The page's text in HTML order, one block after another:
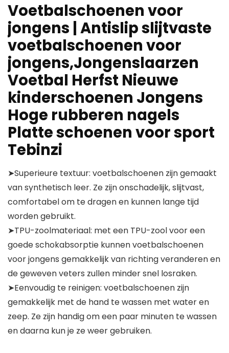
Voetbalschoenen voor
jongens | Antislip slijtvaste
voetbalschoenen voor
jongens,Jongenslaarzen
Voetbal Herfst Nieuwe
kinderschoenen Jongens
Hoge rubberen nagels
Platte schoenen voor sport
Tebinzi
➤Superieure textuur: voetbalschoenen zijn gemaakt
van synthetisch leer. Ze zijn onschadelijk, slijtvast,
comfortabel om te dragen en kunnen lange tijd
worden gebruikt.
➤TPU-zoolmateriaal: met een TPU-zool voor een
goede schokabsorptie kunnen voetbalschoenen
voor jongens gemakkelijk van richting veranderen en
de geweven veters zullen minder snel losraken.
➤Eenvoudig te reinigen: voetbalschoenen zijn
gemakkelijk met de hand te wassen met water en
zeep. Ze zijn handig om een paar minuten te wassen
en daarna kun je ze weer gebruiken.